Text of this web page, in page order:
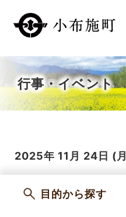
行事・イベント
2025年 11月 24日 (月
目的から探す